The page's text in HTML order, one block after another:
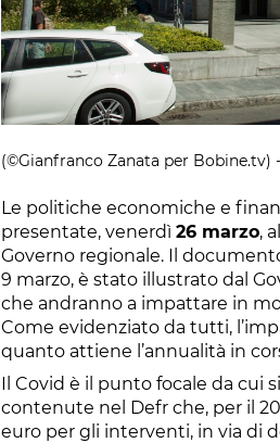
(©Gianfranco Zanata per Bobine.tv)
Le politiche economiche e
presentate, venerdì 26 marzo,
Governo regionale. Il
9 marzo, è stato illustrato dal
che andranno a impattare in
Come evidenziato da tutti,
quanto attiene l’annualità in
Il Covid è il punto focale da cui
contenute nel Defr che, per il
euro per gli interventi, in via di